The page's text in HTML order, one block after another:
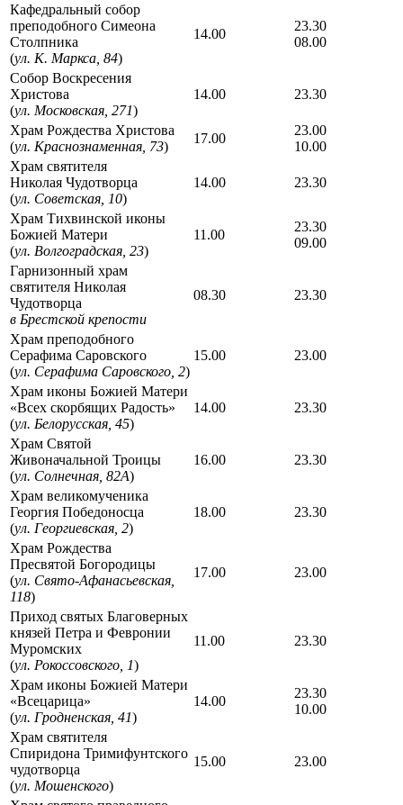
Кафедральный собор
преподобного Симеона
Столпника
(ул. К. Маркса, 84)
14.00
23.30
08.00
Собор Воскресения
Христова
(ул. Московская, 271)
14.00 23.30
Храм Рождества Христова
(ул. Краснознаменная, 73)
17.00
23.00
10.00
Храм святителя
Николая Чудотворца
(ул. Советская, 10)
14.00 23.30
Храм Тихвинской иконы
Божией Матери
(ул. Волгоградская, 23)
11.00
23.30
09.00
Гарнизонный храм
святителя Николая
Чудотворца
в Брестской крепости
08.30 23.30
Храм преподобного
Серафима Саровского
(ул. Серафима Саровского, 2)
15.00 23.00
Храм иконы Божией Матери
«Всех скорбящих Радость»
(ул. Белорусская, 45)
14.00 23.30
Храм Святой
Живоначальной Троицы
(ул. Солнечная, 82А)
16.00 23.30
Храм великомученика
Георгия Победоносца
(ул. Георгиевская, 2)
18.00 23.30
Храм Рождества
Пресвятой Богородицы
(ул. Свято-Афанасьевская,
118)
17.00 23.00
Приход святых Благоверных
князей Петра и Февронии
Муромских
(ул. Рокоссовского, 1)
11.00 23.30
Храм иконы Божией Матери
«Всецарица»
(ул. Гродненская, 41)
14.00
23.30
10.00
Храм святителя
Спиридона Тримифунтского
чудотворца
(ул. Мошенского)
15.00 23.00